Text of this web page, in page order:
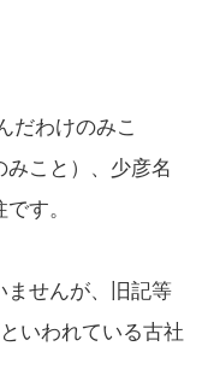
だわけのみこ
みこと）、少彦名
す。
ませんが、旧記等
いわれている古社